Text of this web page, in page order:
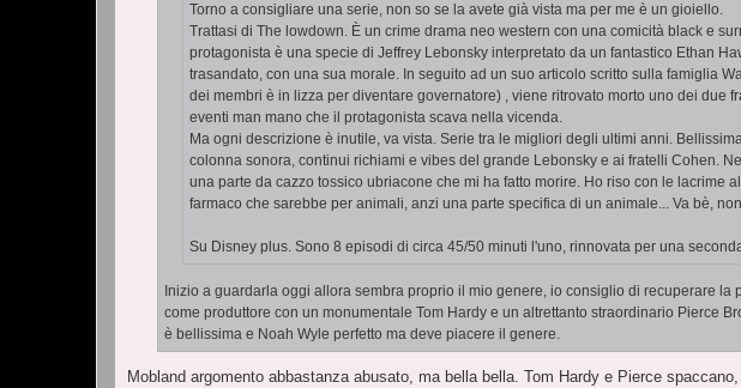
Torno a consigliare una serie, non so se la avete già vista ma per me è un gioiello.
Trattasi di The lowdown. È un crime drama neo western con una comicità black e
protagonista è una specie di Jeffrey Lebonsky interpretato da un fantastico Ethan
trasandato, con una sua morale. In seguito ad un suo articolo scritto sulla famiglia
dei membri è in lizza per diventare governatore) , viene ritrovato morto uno dei
eventi man mano che il protagonista scava nella vicenda.
Ma ogni descrizione è inutile, va vista. Serie tra le migliori degli ultimi anni.
colonna sonora, continui richiami e vibes del grande Lebonsky e ai fratelli Cohen.
una parte da cazzo tossico ubriacone che mi ha fatto morire. Ho riso con le lacrime
farmaco che sarebbe per animali, anzi una parte specifica di un animale... Va bè,
Su Disney plus. Sono 8 episodi di circa 45/50 minuti l'uno, rinnovata per una
Inizio a guardarla oggi allora sembra proprio il mio genere, io consiglio di recuperare
come produttore con un monumentale Tom Hardy e un altrettanto straordinario Pierce
è bellissima e Noah Wyle perfetto ma deve piacere il genere.
Mobland argomento abbastanza abusato, ma bella bella. Tom Hardy e Pierce